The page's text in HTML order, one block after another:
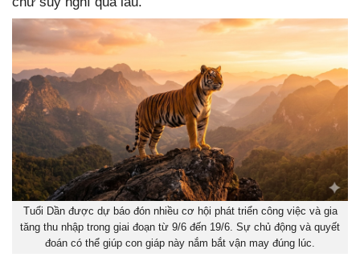
Tuổi Dần được dự báo đón nhiều cơ hội phát triển công việc và gia
tăng thu nhập trong giai đoạn từ 9/6 đến 19/6. Sự chủ động và quyết
đoán có thể giúp con giáp này nắm bắt vận may đúng lúc.